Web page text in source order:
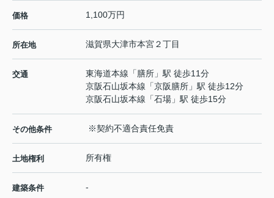
価格 1,100万円
所在地 滋賀県大津市本宮２丁目
交通 東海道本線 「膳所 」駅 徒歩11分
京阪石山坂本線 「京阪膳所 」駅 徒歩12分
京阪石山坂本線 「石場 」駅 徒歩15分
その他条件 ※契約不適合責任免責
土地権利 所有権
建築条件 -